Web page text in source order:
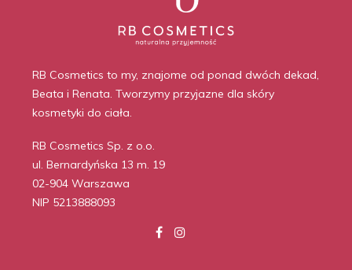
RB Cosmetics to my, znajome od ponad dwóch dekad,
Beata i Renata. Tworzymy przyjazne dla skóry
kosmetyki do ciała.
RB Cosmetics Sp. z o.o.
ul. Bernardyńska 13 m. 19
02-904 Warszawa
NIP 5213888093